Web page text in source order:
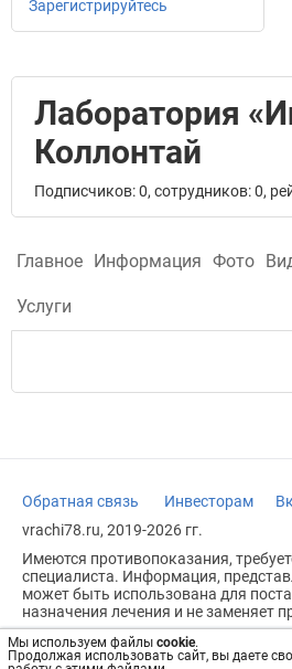
Мы используем файлы cookie.
Продолжая использовать сайт, вы даете
Зарегистрируйтесь
Лаборатория
Коллонтай
Подписчиков: 0, сотрудников: 0,
Главное Информация Фото
Услуги
Обратная связь Инвесторам
vrachi78.ru, 2019-2026 гг.
Имеются противопоказания,
специалиста. Информация,
может быть использована для
назначения лечения и не заменяет
Возрастное ограничение: 18+